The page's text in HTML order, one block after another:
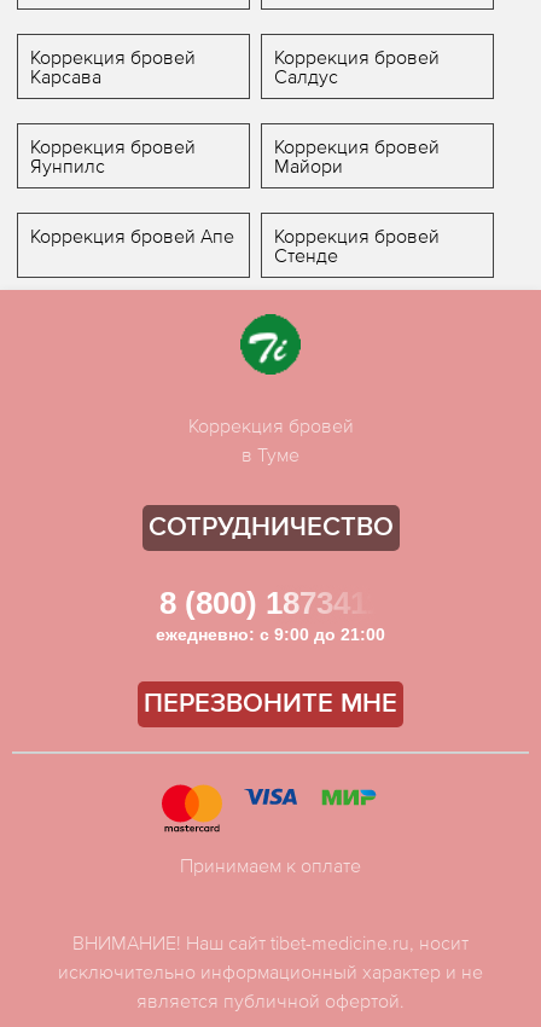
Коррекция бровей
Карсава
Коррекция бровей
Салдус
Коррекция бровей
Яунпилс
Коррекция бровей
Майори
Коррекция бровей Апе
Коррекция бровей
Стенде
Коррекция бровей
в Туме
СОТРУДНИЧЕСТВО
8 (800) 1873411
ежедневно: с 9:00 до 21:00
ПЕРЕЗВОНИТЕ МНЕ
ВНИМАНИЕ! Наш сайт tibet-medicine.ru, носит
исключительно информационный характер и не
является публичной офертой.
Принимаем к оплате